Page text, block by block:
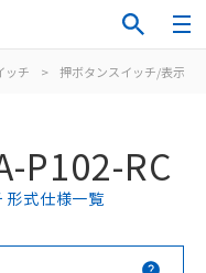
ッチ > 押ボタンスイッチ/表示灯
P102-RC
形式仕様一覧